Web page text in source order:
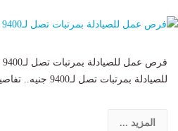
للصيادلة بمرتبات تصل لـ9400 جنيه.. تفاصيل'...
المزيد ...